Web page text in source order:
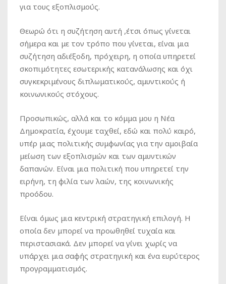
για τους εξοπλισμούς.
Θεωρώ ότι η συζήτηση αυτή ,έτσι όπως γίνεται
σήμερα και με τον τρόπο που γίνεται, είναι μια
συζήτηση αδιέξοδη, πρόχειρη, η οποία υπηρετεί
σκοπιμότητες εσωτερικής κατανάλωσης και όχι
συγκεκριμένους διπλωματικούς, αμυντικούς ή
κοινωνικούς στόχους.
Προσωπικώς, αλλά και το κόμμα μου η Νέα
Δημοκρατία, έχουμε ταχθεί, εδώ και πολύ καιρό,
υπέρ μιας πολιτικής συμφωνίας για την αμοιβαία
μείωση των εξοπλισμών και των αμυντικών
δαπανών. Είναι μια πολιτική που υπηρετεί την
ειρήνη, τη φιλία των λαών, της κοινωνικής
προόδου.
Είναι όμως μια κεντρική στρατηγική επιλογή. Η
οποία δεν μπορεί να προωθηθεί τυχαία και
περιστασιακά. Δεν μπορεί να γίνει χωρίς να
υπάρχει μια σαφής στρατηγική και ένα ευρύτερος
προγραμματισμός.